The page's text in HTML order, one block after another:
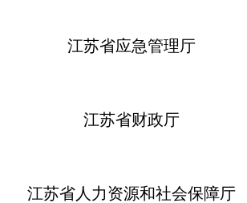
省应急管理厅
省财政厅
力资源和社会保障厅